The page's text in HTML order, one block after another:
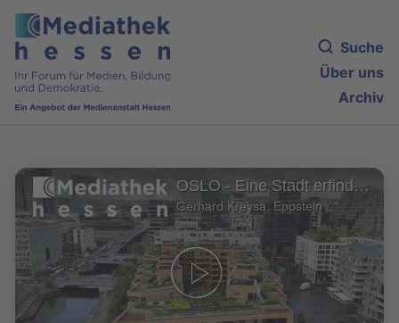
Suche
Über uns
Archiv
OSLO - Eine Stadt erfindet sich neu
Gerhard Kreysa, Eppstein